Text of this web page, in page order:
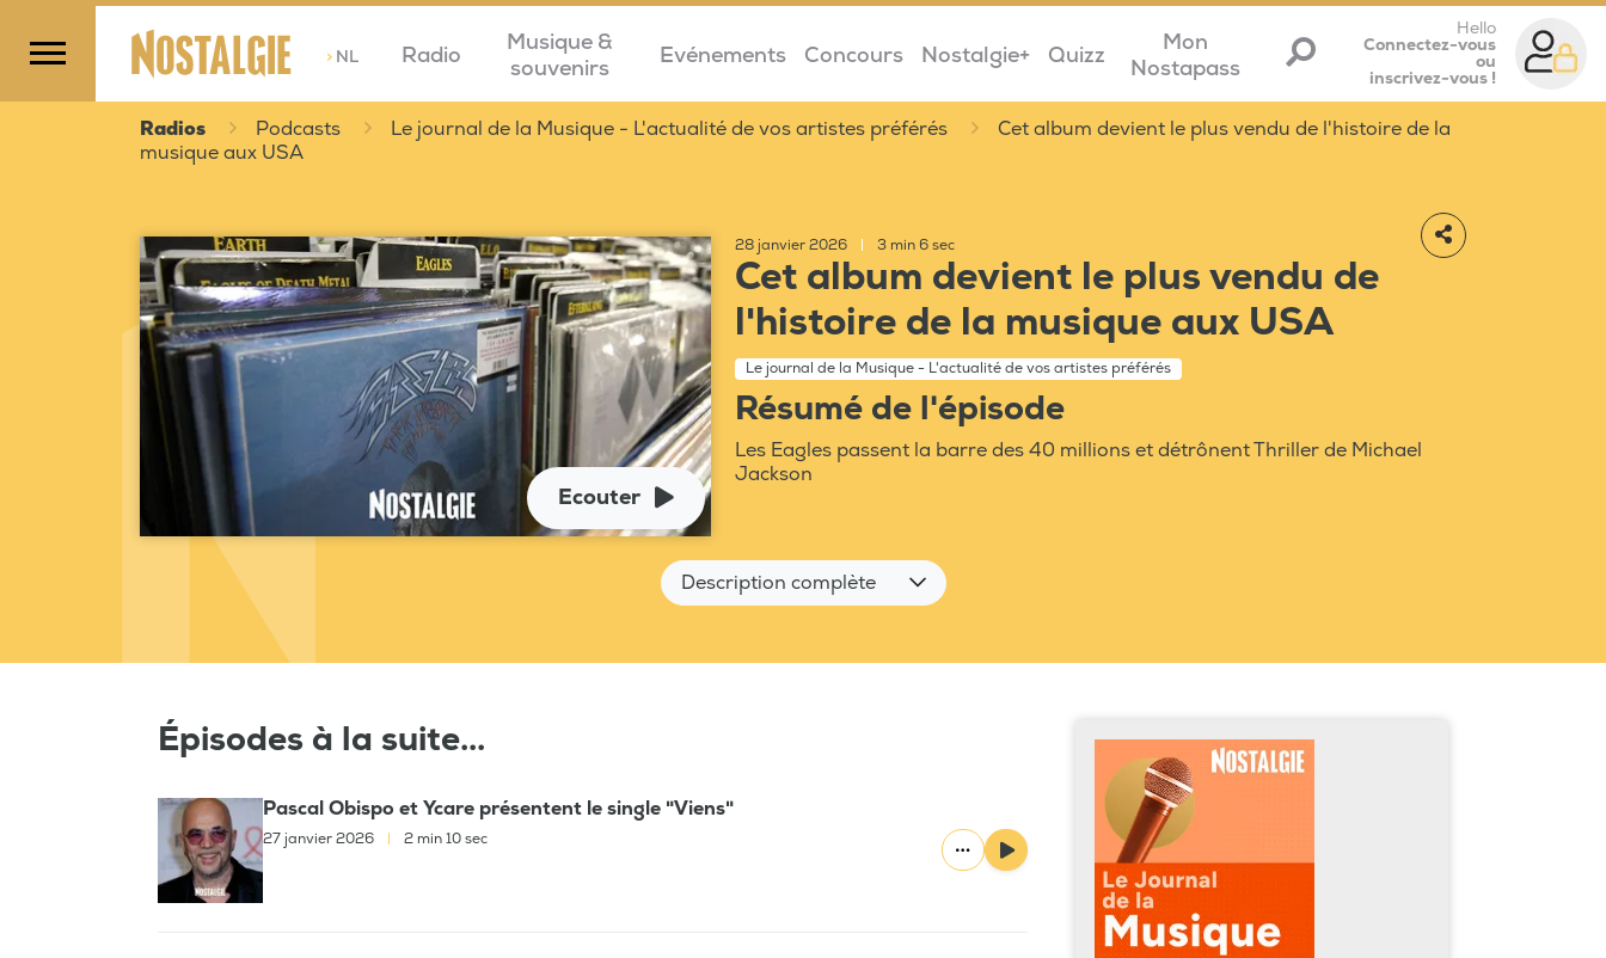
>NL Radio
Musique &
souvenirs
Evénements Concours Nostalgie+ Quizz
Mon
Nostapass
Hello
Connectez-vous
ou
inscrivez-vous !
Radios Podcasts Le journal de la Musique - L'actualité de vos artistes préférés
Cet album devient le plus vendu de l'histoire de la
musique aux USA
Ecouter
28 janvier 2026 3 min 6 sec
Cet album devient le plus vendu de
l'histoire de la musique aux USA
Le journal de la Musique - L'actualité de vos artistes préférés
Résumé de l'épisode
Les Eagles passent la barre des 40 millions et détrônent Thriller de Michael
Jackson
Description complète
Épisodes à la suite...
Pascal Obispo et Ycare présentent le single "Viens"
27 janvier 2026 | 2 min 10 sec